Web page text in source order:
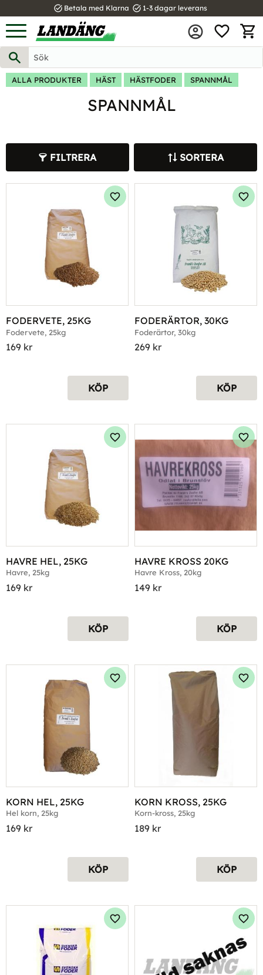
Meny
task_alt Betala med Klarna task_alt 1-3 dagar leverans
ALLA PRODUKTER HÄST HÄSTFODER SPANNMÅL
SPANNMÅL
FILTRERA SORTERA
FODERVETE, 25KG
Fodervete, 25kg
169 kr
Lägg till i favoriter
KÖP
FODERÄRTOR, 30KG
Foderärtor, 30kg
269 kr
KÖP
HAVRE HEL, 25KG
Havre, 25kg
169 kr
Lägg till i favoriter
KÖP
HAVRE KROSS 20KG
Havre Kross, 20kg
149 kr
KÖP
KORN HEL, 25KG
Hel korn, 25kg
169 kr
Lägg till i favoriter
KÖP
KORN KROSS, 25KG
Korn-kross, 25kg
189 kr
KÖP
Lägg till i favoriter